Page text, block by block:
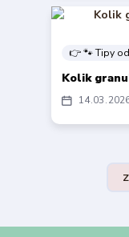
14 03
👉 🐾 Tipy
Kolik